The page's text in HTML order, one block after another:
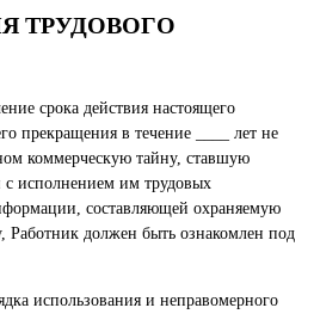
ТРУДОВОГО
срока действия настоящего
прекращения в течение ____ лет не
коммерческую тайну, ставшую
с исполнением им трудовых
составляющей охраняемую
Работник должен быть ознакомлен под
использования и неправомерного